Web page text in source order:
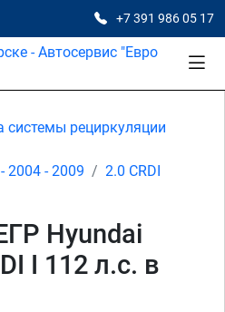
+7 391 986 05 17
рециркуляции
2004 - 2009
2.0 CRDI
Hyundai
I 112 л.с. в